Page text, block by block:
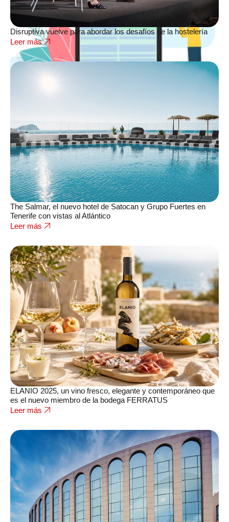
Disruptiva vuelve para abordar los desafíos de la hostelería
Leer más
The Salmar, el nuevo hotel de Satocan y Grupo Fuertes en
Tenerife con vistas al Atlántico
Leer más
ELANIO 2025, un vino fresco, elegante y contemporáneo que
es el nuevo miembro de la bodega FERRATUS
Leer más